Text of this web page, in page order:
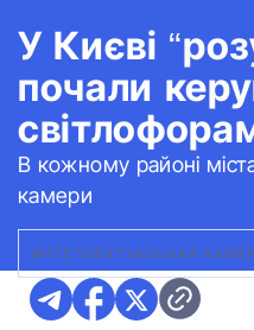
У Києві
почали
В кожному районі
камери
ИНТЕЛЛЕКТУАЛЬНАЯ